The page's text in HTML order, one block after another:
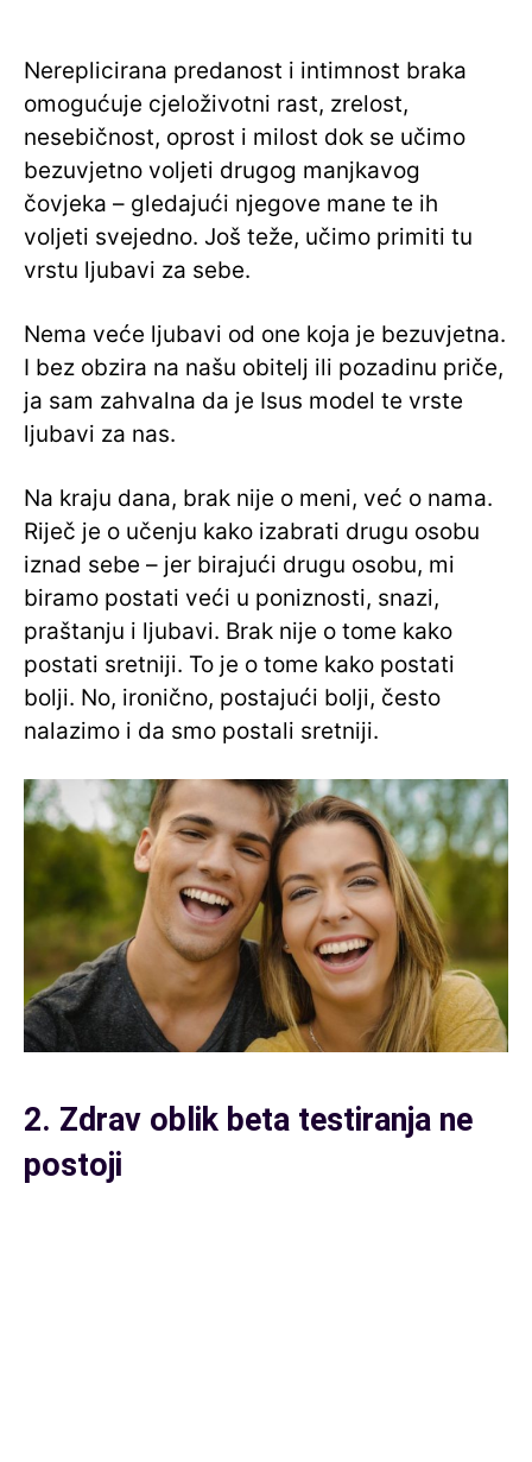
Nereplicirana predanost i intimnost braka
omogućuje cjeloživotni rast, zrelost,
nesebičnost, oprost i milost dok se učimo
bezuvjetno voljeti drugog manjkavog
čovjeka – gledajući njegove mane te ih
voljeti svejedno. Još teže, učimo primiti tu
vrstu ljubavi za sebe.
Nema veće ljubavi od one koja je bezuvjetna.
I bez obzira na našu obitelj ili pozadinu priče,
ja sam zahvalna da je Isus model te vrste
ljubavi za nas.
Na kraju dana, brak nije o meni, već o nama.
Riječ je o učenju kako izabrati drugu osobu
iznad sebe – jer birajući drugu osobu, mi
biramo postati veći u poniznosti, snazi,
praštanju i ljubavi. Brak nije o tome kako
postati sretniji. To je o tome kako postati
bolji. No, ironično, postajući bolji, često
nalazimo i da smo postali sretniji.
2. Zdrav oblik beta testiranja ne
postoji